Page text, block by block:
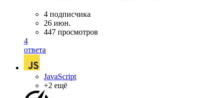
4 подписчика
26 июн.
447 просмотров
4
ответа
JavaScript
+2 ещё